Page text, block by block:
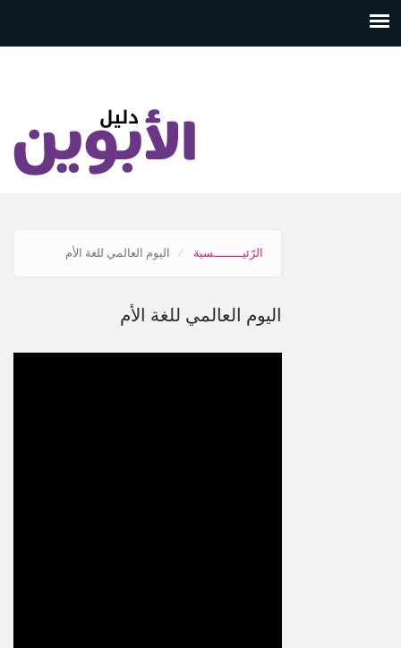
إلى
الرّئيــــــــسية اليوم العالمي للغة الأم
اليوم العالمي للغة الأم